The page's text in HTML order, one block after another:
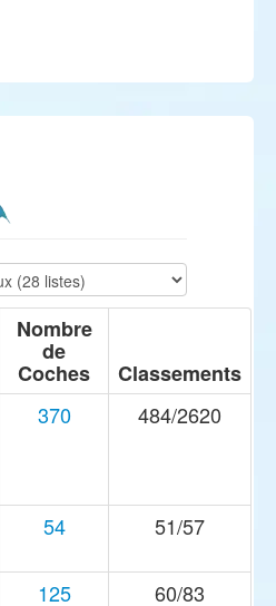
Nombre
de
Coches Classements
370 484/2620
54 51/57
125 60/83